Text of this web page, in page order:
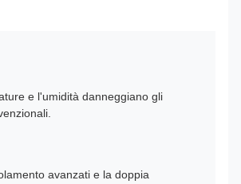
e l'umidità danneggiano gli
avanzati e la doppia